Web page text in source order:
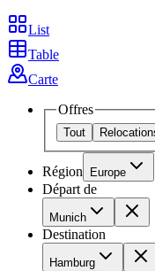
List
Table
Carte
Offres
Tout
Région Europe
Départ de
Munich
Destination
Hamburg